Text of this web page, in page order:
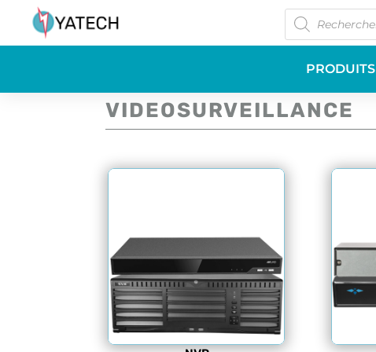
Recherche
de
produits
PRODUITS
VIDEOSURVEILLANCE